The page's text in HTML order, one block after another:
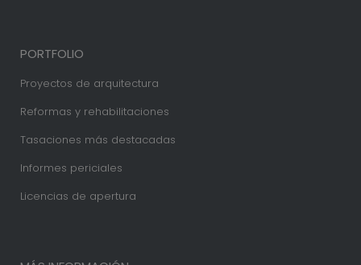
PORTFOLIO
Proyectos de arquitectura
Reformas y rehabilitaciones
Tasaciones más destacadas
Informes periciales
Licencias de apertura